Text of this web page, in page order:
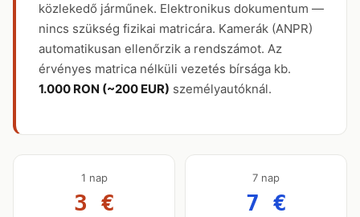
közlekedő járműnek. Elektronikus dokumentum —
nincs szükség fizikai matricára. Kamerák (ANPR)
automatikusan ellenőrzik a rendszámot. Az
érvényes matrica nélküli vezetés bírsága kb.
1.000 RON (~200 EUR) személyautóknál.
1 nap
3 €
7 nap
7 €